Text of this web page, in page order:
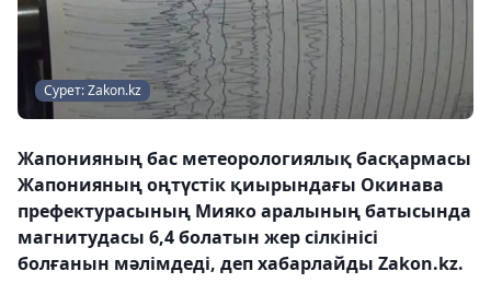
Сурет: Zakon.kz
Жапонияның бас метеорологиялық басқармасы
Жапонияның оңтүстік қиырындағы Окинава
префектурасының Мияко аралының батысында
магнитудасы 6,4 болатын жер сілкінісі
болғанын мәлімдеді, деп хабарлайды Zakon.kz.